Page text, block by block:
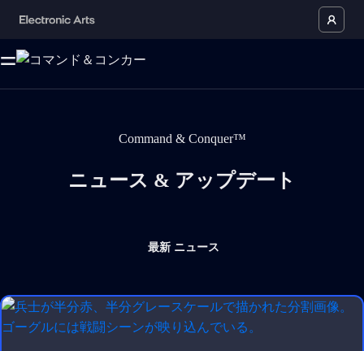
Command & Conquer™
ニュース & アップデート
最新 ニュース